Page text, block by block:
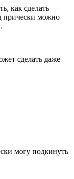
как сделать
прически можно
сделать даже
могу подкинуть